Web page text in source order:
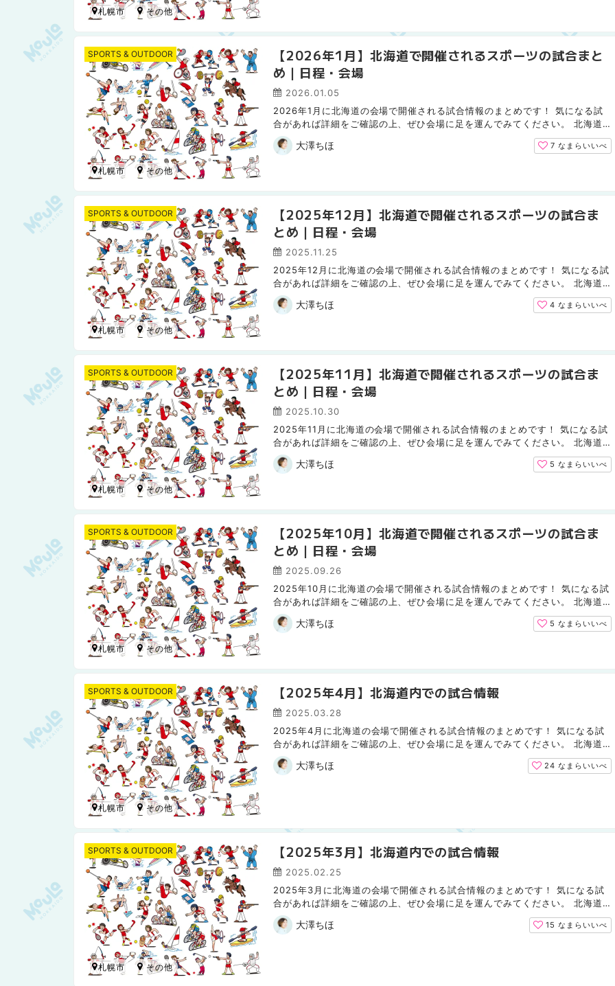
札幌市
【2026年1月】北海道で開催されるスポーツの試合まと
め｜日程・会場
2026.01.05
2026年1月に北海道の会場で開催される試合情報のまとめです！ 気になる試
合があれば詳細をご確認の上、ぜひ会場に足を運んでみてください。 北海道
日本ハムファイターズ（野球） 1月は北海道での試合はありません...
大澤ちほ 7なまらいいべ
SPORTS & OUTDOOR
札幌市
【2025年12月】北海道で開催されるスポーツの試合ま
とめ｜日程・会場
2025.11.25
2025年12月に北海道の会場で開催される試合情報のまとめです！ 気になる試
合があれば詳細をご確認の上、ぜひ会場に足を運んでみてください。 北海道
日本ハムファイターズ（野球） 12月は北海道での試合はありませ...
大澤ちほ 4なまらいいべ
SPORTS & OUTDOOR
札幌市
【2025年11月】北海道で開催されるスポーツの試合ま
とめ｜日程・会場
2025.10.30
2025年11月に北海道の会場で開催される試合情報のまとめです！ 気になる試
合があれば詳細をご確認の上、ぜひ会場に足を運んでみてください。 北海道
日本ハムファイターズ（野球） 11月は北海道での試合はありませ...
大澤ちほ 5なまらいいべ
SPORTS & OUTDOOR
札幌市
【2025年10月】北海道で開催されるスポーツの試合ま
とめ｜日程・会場
2025.09.26
2025年10月に北海道の会場で開催される試合情報のまとめです！ 気になる試
合があれば詳細をご確認の上、ぜひ会場に足を運んでみてください。 北海道
日本ハムファイターズ（野球） 10月5日までのリーグ戦では北海...
大澤ちほ 5なまらいいべ
SPORTS & OUTDOOR
札幌市
【2025年4月】北海道内での試合情報
2025.03.28
2025年4月に北海道の会場で開催される試合情報のまとめです！ 気になる試
合があれば詳細をご確認の上、ぜひ会場に足を運んでみてください。 北海道
日本ハムファイターズ（野球） 北海道コンサドーレ札幌（サッカ...
大澤ちほ 24なまらいいべ
SPORTS & OUTDOOR
札幌市
【2025年3月】北海道内での試合情報
2025.02.25
2025年3月に北海道の会場で開催される試合情報のまとめです！ 気になる試
合があれば詳細をご確認の上、ぜひ会場に足を運んでみてください。 北海道
日本ハムファイターズ（野球） 北海道コンサドーレ札幌（サッカ...
大澤ちほ 15なまらいいべ
SPORTS & OUTDOOR
札幌市